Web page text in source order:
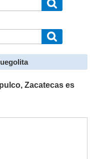
, Zacatecas es